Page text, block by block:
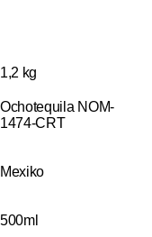
1,2 kg
Ochotequila NOM-
1474-CRT
Mexiko
500ml